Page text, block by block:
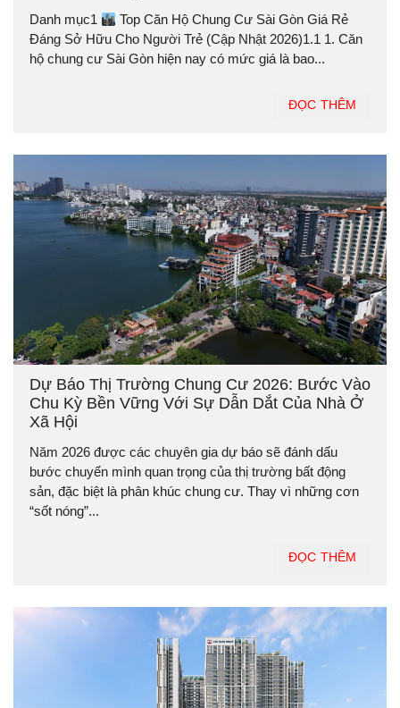
Danh mục1
Top Căn Hộ Chung Cư Sài Gòn Giá Rẻ
Đáng Sở Hữu Cho Người Trẻ (Cập Nhật 2026)1.1 1. Căn
hộ chung cư Sài Gòn hiện nay có mức giá là bao...
ĐỌC THÊM
Dự Báo Thị Trường Chung Cư 2026: Bước Vào
Chu Kỳ Bền Vững Với Sự Dẫn Dắt Của Nhà Ở
Xã Hội
Năm 2026 được các chuyên gia dự báo sẽ đánh dấu
bước chuyển mình quan trọng của thị trường bất động
sản, đặc biệt là phân khúc chung cư. Thay vì những cơn
“sốt nóng”...
ĐỌC THÊM